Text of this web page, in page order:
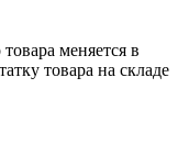
меняется в
товара на складе